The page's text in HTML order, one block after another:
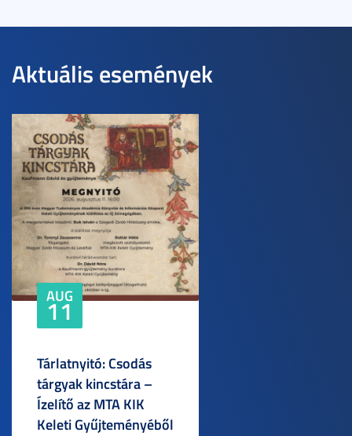
Aktuális események
AUG
11
Tárlatnyitó: Csodás
tárgyak kincstára –
Ízelítő az MTA KIK
Keleti Gyűjteményéből